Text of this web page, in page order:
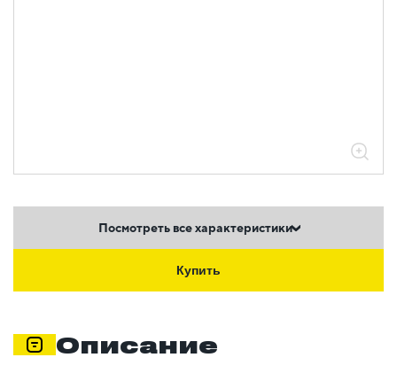
Посмотреть все характеристики
Купить
Описание